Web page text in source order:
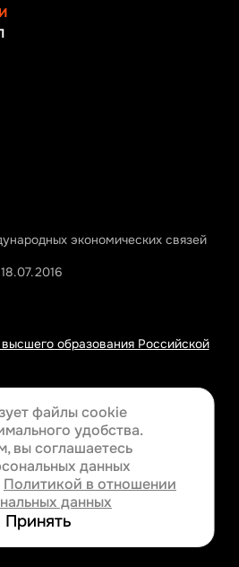
экономических связей
образования Российской
Российской Федерации
файлы cookie
удобства.
вы соглашаетесь
данных
Политикой в отношении
данных
Принять